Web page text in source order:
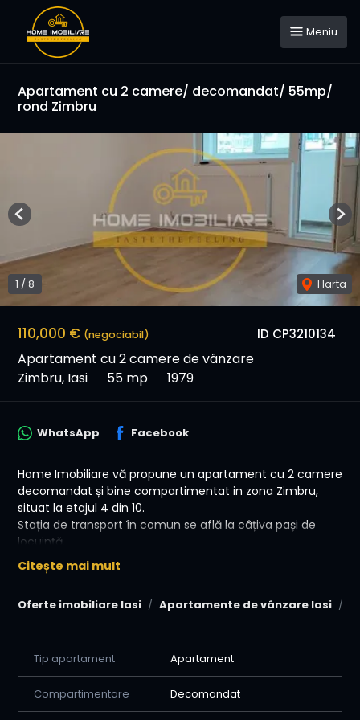
Meniu
Apartament cu 2 camere/ decomandat/ 55mp/
rond Zimbru
ID CP3210134
110,000 € (negociabil)
Apartament cu 2 camere de vânzare
Zimbru, Iasi
55 mp 1979
1 /8 Harta
Previous
Oferte imobiliare Iasi Apartamente de vânzare Iasi
WhatsApp Facebook
Home Imobiliare vă propune un apartament cu 2 camere
decomandat și bine compartimentat in zona Zimbru,
situat la etajul 4 din 10.
Stația de transport în comun se află la câțiva pași de
locuință.
📏 Suprafață utilă: 55mp
🤝 Avantajele colaborării cu Home Imobiliare:
-Oferim consiliere si asistenta permanenta pana la
semnarea contractului de vanzare cumparare (relatia
Citește mai mult
Tip apartament Apartament
Compartimentare Decomandat